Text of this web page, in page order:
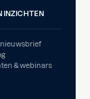
INZICHTEN
nieuwsbrief
& webinars